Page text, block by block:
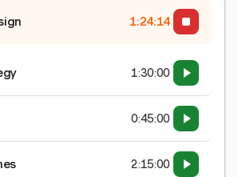
1:24:15
1:30:00
0:45:00
2:15:00